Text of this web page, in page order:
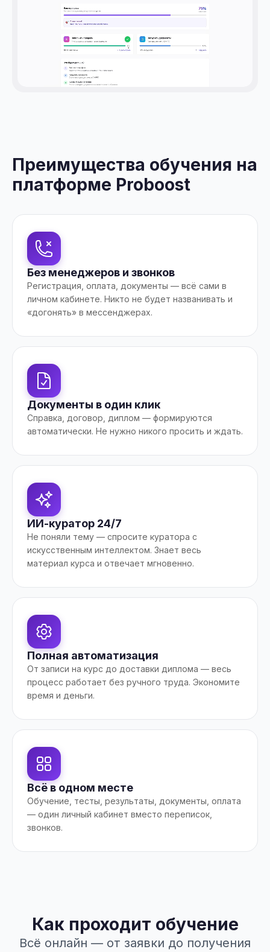
Преимущества обучения на
платформе Proboost
Без менеджеров и звонков
Регистрация, оплата, документы — всё сами в
личном кабинете. Никто не будет названивать и
«догонять» в мессенджерах.
Документы в один клик
Справка, договор, диплом — формируются
автоматически. Не нужно никого просить и ждать.
ИИ-куратор 24/7
Не поняли тему — спросите куратора с
искусственным интеллектом. Знает весь
материал курса и отвечает мгновенно.
Полная автоматизация
От записи на курс до доставки диплома — весь
процесс работает без ручного труда. Экономите
время и деньги.
Всё в одном месте
Обучение, тесты, результаты, документы, оплата
— один личный кабинет вместо переписок,
звонков.
Как проходит обучение
Всё онлайн — от заявки до получения